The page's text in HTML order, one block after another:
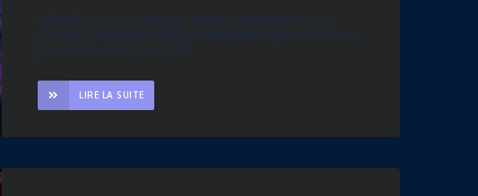
Désolé, vous n’avez pas l’autorisation de lire ce
contenu. Contactez un administrateur pour mettre à
jour votre rôle sur le site.
LIRE LA SUITE